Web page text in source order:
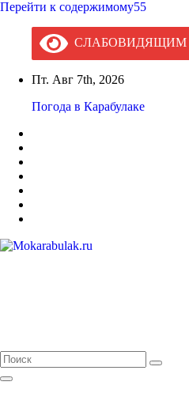
Перейти к содержимому55
СЛАБОВИДЯЩИМ
Пт. Авг 7th, 2026
Погода в Карабулаке